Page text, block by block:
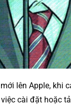
lên Apple, khi
cài đặt hoặc